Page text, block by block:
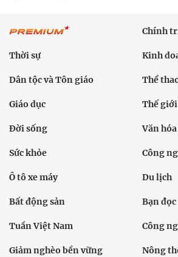
Chính
Thời sự Kinh
Dân tộc và Tôn giáo Thể
Giáo dục Thế giới
Đời sống Văn
Sức khỏe Công
Ô tô xe máy Du lịch
Bất động sản Bạn đọc
Tuần Việt Nam Công
Giảm nghèo bền vững Nông